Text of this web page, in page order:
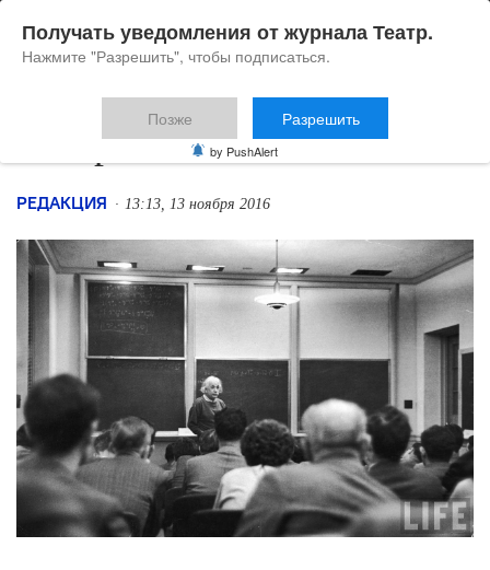
Говорите. Вас слышно
РЕДАКЦИЯ 13:13, 13 ноября 2016
Получать уведомления от журнала Театр.
Нажмите "Разрешить", чтобы подписаться.
Позже Разрешить
by PushAlert